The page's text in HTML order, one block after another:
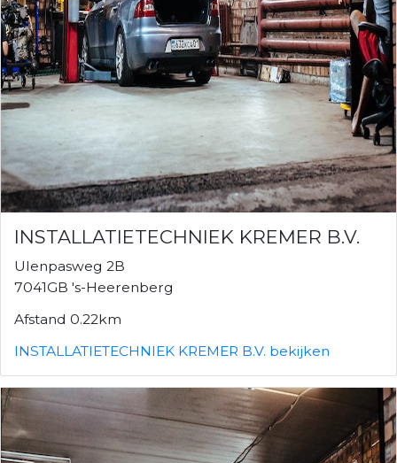
INSTALLATIETECHNIEK KREMER B.V.
Ulenpasweg 2B
7041GB 's-Heerenberg
Afstand 0.22km
INSTALLATIETECHNIEK KREMER B.V. bekijken